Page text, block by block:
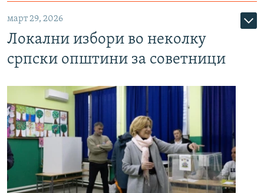
март 29, 2026
Локални избори во неколку
српски општини за советници